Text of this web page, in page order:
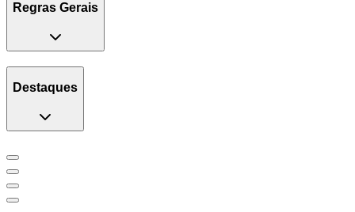
Regras Gerais
Destaques